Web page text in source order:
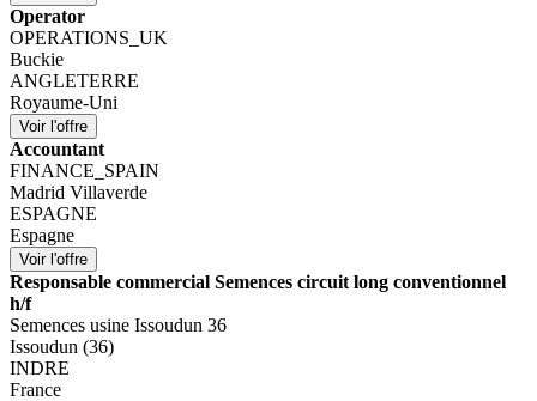
Operator
OPERATIONS_UK
Buckie
ANGLETERRE
Royaume-Uni
Accountant
FINANCE_SPAIN
Madrid Villaverde
ESPAGNE
Espagne
Responsable commercial Semences circuit long conventionnel
h/f
Semences usine Issoudun 36
Issoudun (36)
INDRE
France